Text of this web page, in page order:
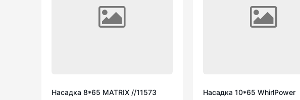
Насадка 8*65 MATRIX //11573 Насадка 10*65 WhirlPower